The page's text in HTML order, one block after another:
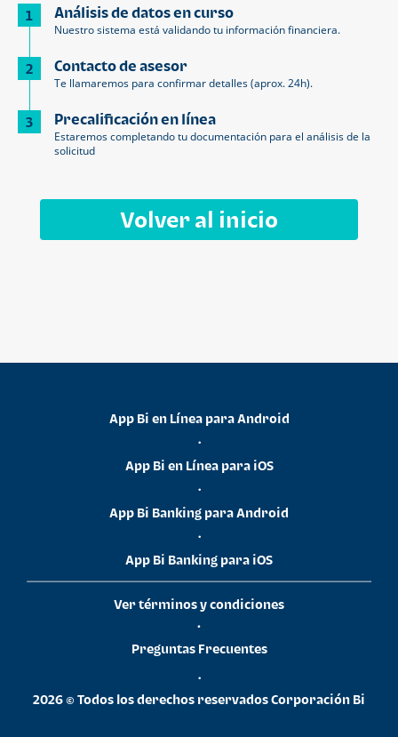
1 Análisis de datos en curso
Nuestro sistema está validando tu información financiera.
2 Contacto de asesor
Te llamaremos para confirmar detalles (aprox. 24h).
3 Precalificación en línea
Estaremos completando tu documentación para el análisis de la
solicitud
Volver al inicio
App Bi en Línea para Android
•
App Bi en Línea para iOS
•
App Bi Banking para Android
•
App Bi Banking para iOS
Ver términos y condiciones
•
Preguntas Frecuentes
•
2026 © Todos los derechos reservados Corporación Bi